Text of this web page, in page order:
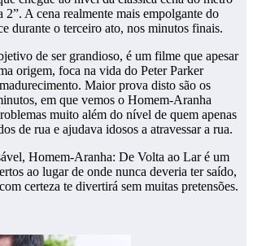
A cena realmente mais empolgante do
durante o terceiro ato, nos minutos finais.
de ser grandioso, é um filme que apesar
origem, foca na vida do Peter Parker
Maior prova disto são os
em que vemos o Homem-Aranha
muito além do nível de quem apenas
de rua e ajudava idosos a atravessar a rua.
Homem-Aranha: De Volta ao Lar é um
ao lugar de onde nunca deveria ter saído,
certeza te divertirá sem muitas pretensões.